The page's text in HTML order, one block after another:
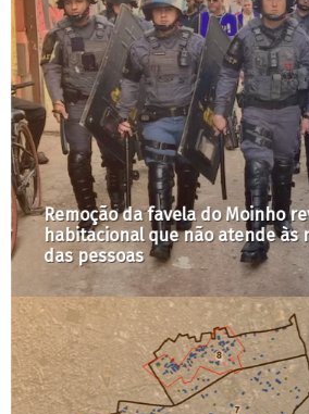
Remoção da favela do Moinho
habitacional que não atende às
das pessoas